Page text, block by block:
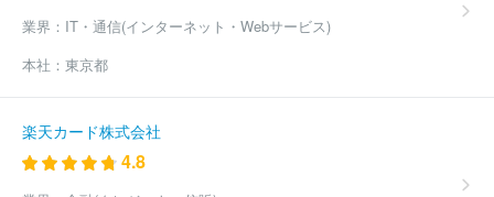
業界： IT・通信(インターネット・Webサービス)
本社： 東京都
楽天カード株式会社
4.8